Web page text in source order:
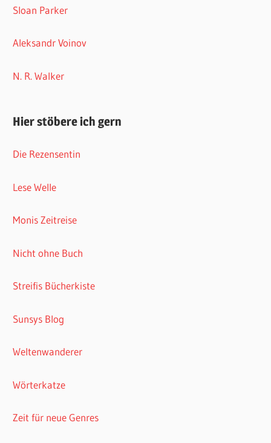
Sloan Parker
Aleksandr Voinov
N. R. Walker
Hier stöbere ich gern
Die Rezensentin
Lese Welle
Monis Zeitreise
Nicht ohne Buch
Streifis Bücherkiste
Sunsys Blog
Weltenwanderer
Wörterkatze
Zeit für neue Genres